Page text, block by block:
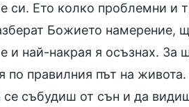
си. Ето колко проблемни и
Божието намерение,
и най-накрая я осъзнах. За
по правилния път на
се събудиш от сън и да